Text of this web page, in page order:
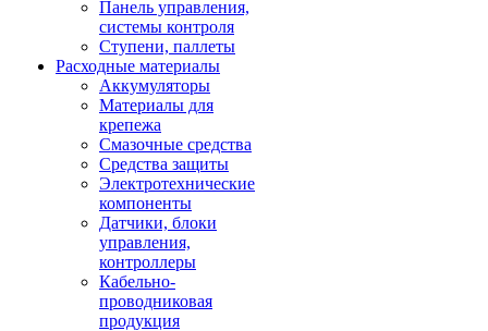
Панель управления,
системы контроля
Ступени, паллеты
Расходные материалы
Аккумуляторы
Материалы для
крепежа
Смазочные средства
Средства защиты
Электротехнические
компоненты
Датчики, блоки
управления,
контроллеры
Кабельно-
проводниковая
продукция